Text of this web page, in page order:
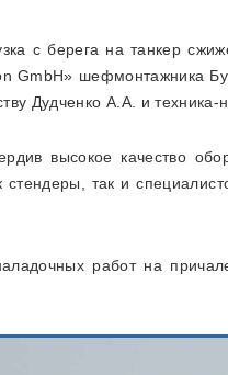
с берега на танкер
GmbH» шефмонтажника
Дудченко А.А. и
высокое качество
стендеры, так и
работ на